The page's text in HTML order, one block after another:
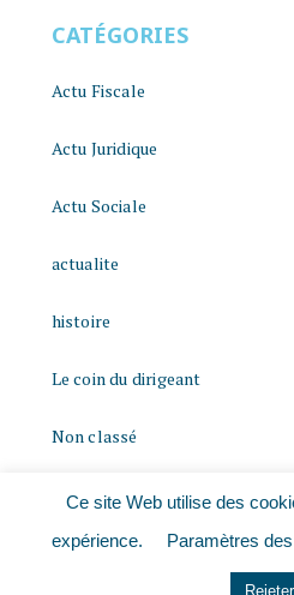
CATÉGORIES
Actu Fiscale
Actu Juridique
Actu Sociale
actualite
histoire
Le coin du dirigeant
Non classé
quizz
Ce site Web utilise des
expérience.
Paramètres
Rejeter